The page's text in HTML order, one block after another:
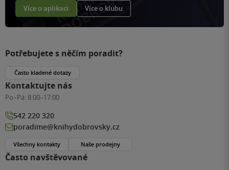
Více o aplikaci Více o klubu
Často navštěvované
Potřebujete s něčím poradit?
Často kladené dotazy
Kontaktujte nás
Po–Pá: 8:00–17:00
542 220 320
poradime@knihydobrovsky.cz
Všechny kontakty Naše prodejny